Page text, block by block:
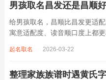
男孩取名昌发还是昌顺
给男孩取名，昌顺比昌发更适
寓意适配度、读音顺口度上都
离叫名字时辨识度不高。昌字
起名取名 2026-03-22
整理家族族谱时遇黄氏